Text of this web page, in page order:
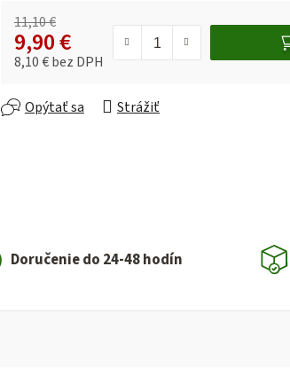
11,10 €
9,90 €
8,10 € bez DPH
Opýtať sa Strážiť
Doručenie do 24-48 hodín